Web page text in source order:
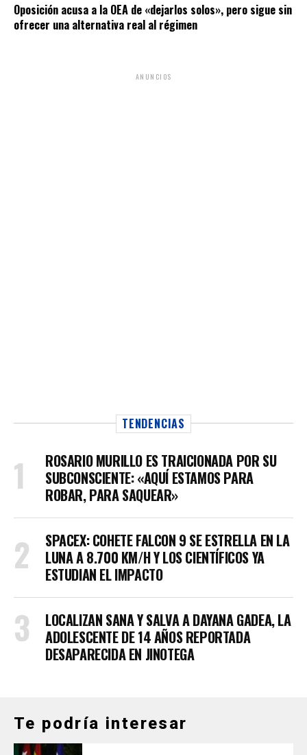
Oposición acusa a la OEA de «dejarlos solos», pero sigue sin
ofrecer una alternativa real al régimen
ANUNCIOS
TENDENCIAS
ROSARIO MURILLO ES TRAICIONADA POR SU
SUBCONSCIENTE: «AQUÍ ESTAMOS PARA
ROBAR, PARA SAQUEAR»
SPACEX: COHETE FALCON 9 SE ESTRELLA EN LA
LUNA A 8.700 KM/H Y LOS CIENTÍFICOS YA
ESTUDIAN EL IMPACTO
LOCALIZAN SANA Y SALVA A DAYANA GADEA, LA
ADOLESCENTE DE 14 AÑOS REPORTADA
DESAPARECIDA EN JINOTEGA
Te podría interesar